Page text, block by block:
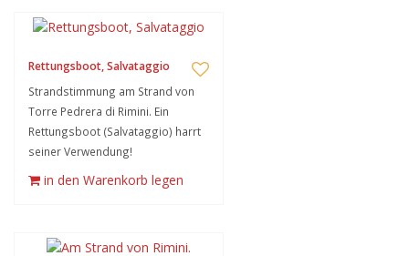
Rettungsboot, Salvataggio
Strandstimmung am Strand von
Torre Pedrera di Rimini. Ein
Rettungsboot (Salvataggio) harrt
seiner Verwendung!
in den Warenkorb legen